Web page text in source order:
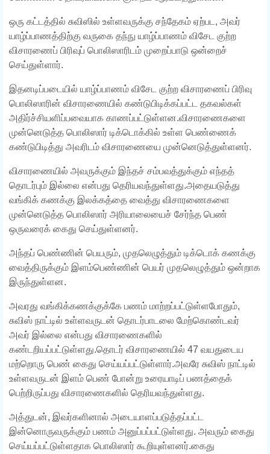
ஒரு கட்டத்தில் சுவிஸில் உள்ளவருக்கு சந்தேகம் ஏற்பட, அவர்
யாழ்ப்பாணத்திற்கு வருகை தந்நு யாழ்ப்பாணம் விசேட குற்ற
விசாரணைப் பிரிவுப் பொலிஸாரிடம் முறைப்பாடு ஒன்றைச்
செய்துள்ளார்.
இதனடிப்படையில் யாழ்ப்பாணம் விசேட குற்ற விசாரணைப் பிரிவு
பொலிஸாரின் விசாரணையில் கண்டுபிடிக்கப்பட்ட தகவல்கள்
அதிர்ச்சியளிப்பவையாக காணப்பட்டுள்ளன.விசாரணைகளை
முன்னெடுத்த பொலிஸார் டிக்டொக்கில் உள்ள பெண்ணைக்
கண்டுபிடித்து அவரிடம் விசாரணையை முன்னெடுத்துள்ளனர்.
விசாரணையில் அவருக்கும் இந்தச் சம்பவத்துக்கும் எந்தத்
தொடர்பும் இல்லை என்பது தெரியவந்துள்ளது.அதையடுத்து
வங்கிக் கணக்கு இலக்கத்தை வைத்து விசாரணைகளை
முன்னெடுத்த பொலிஸார் அரியாலையைச் சேர்ந்த பெண்
ஒருவரைக் கைது செய்துள்ளனர்.
அந்தப் பெண்ணின் பெயரும், முதலெழுத்தும் டிக்டொக் கணக்கு
வைத்திருக்கும் இளம்பெண்ணின் பெயர் முதலெழுத்தும் ஒன்றாக
இருந்துள்ளன.
அவரது வங்கிக்கணக்குக்கே பணம் மாற்றப்பட்டுள்ளபோதும்,
சுவிஸ் நாட்டில் உள்ளவருடன் தொடர்பாடலை மேற்கொண்டவர்
அவர் இல்லை என்பது விசாரணைகளில்
கண்டறியப்பட்டுள்ளது.தொடர் விசாரணையில் 47 வயதுடைய
மற்றொரு பெண் கைது செய்யப்பட்டுள்ளார்.அவரே சுவிஸ் நாட்டில்
உள்ளவருடன் இளம் பெண் போன்று உரையாடிப் பணத்தைக்
பெற்றிருப்பது விசாரணைகளில் தெரியவந்துள்ளது.
அத்துடன், இவர்களினால் அடையாளப்படுத்தப்பட்ட
இன்னொருவருக்கும் பணம் அனுப்பப்பட்டுள்ளது. அவரும் கைது
செய்யப்பட்டுள்ளதாக பொலிஸார் கூறியுள்ளனர்.கைது